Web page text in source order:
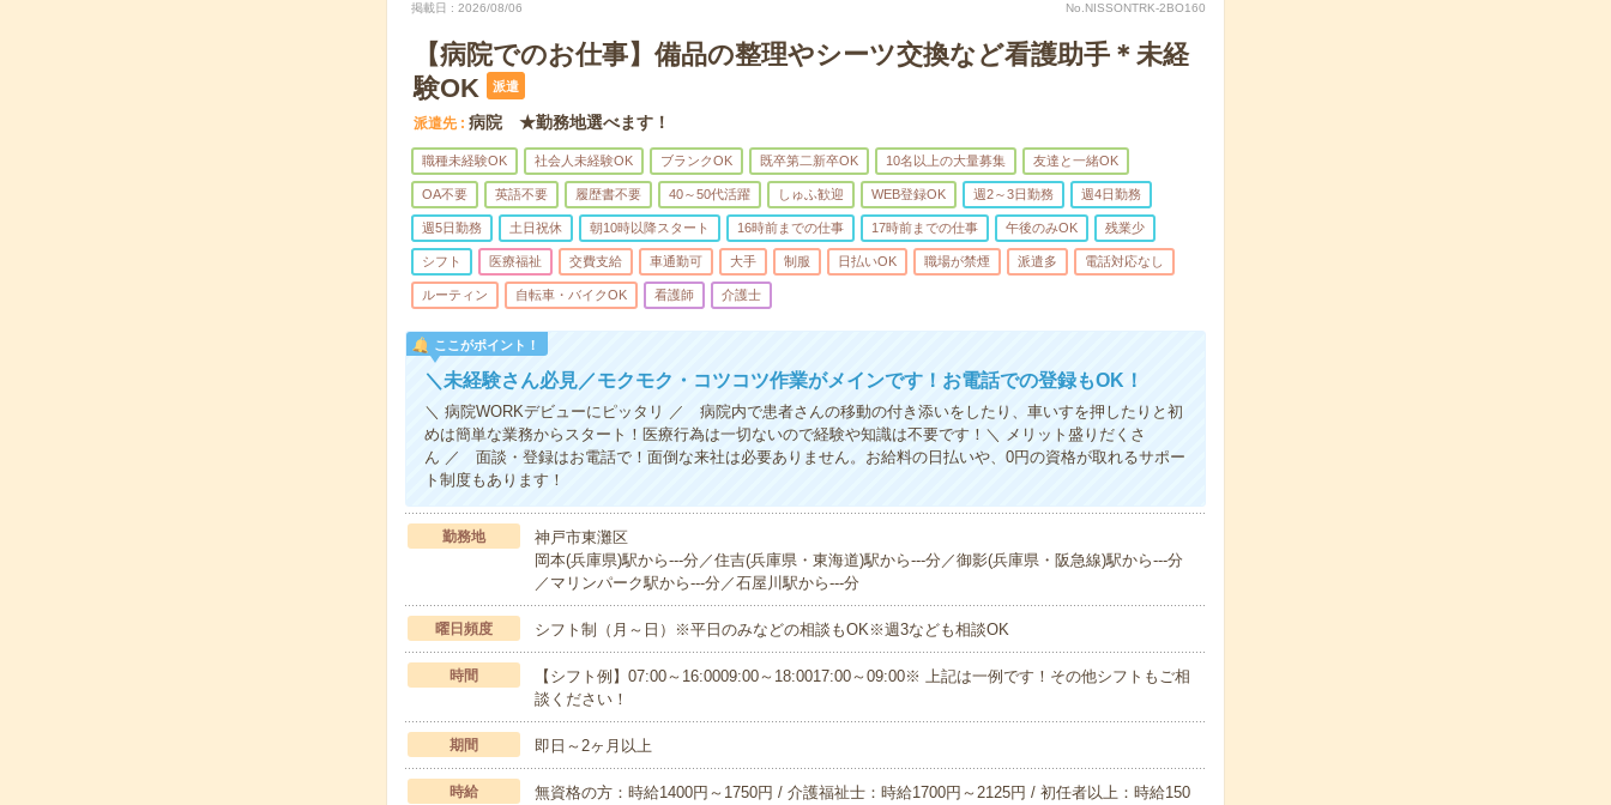
掲載日 2026/08/06 No.NISSONTRK-2BO160
【病院でのお仕事】備品の整理やシーツ交換など看護助手＊未経
験OK
派遣
派遣先 病院 ★勤務地選べます！
職種未経験OK 社会人未経験OK ブランクOK 既卒第二新卒OK 10名以上の大量募集 友達と一緒OK
OA不要 英語不要 履歴書不要 40～50代活躍 しゅふ歓迎 WEB登録OK 週2～3日勤務 週4日勤務
週5日勤務 土日祝休 朝10時以降スタート 16時前までの仕事 17時前までの仕事 午後のみOK 残業少
シフト 医療福祉 交費支給 車通勤可 大手 制服 日払いOK 職場が禁煙 派遣多 電話対応なし
ルーティン 自転車・バイクOK 看護師 介護士
ここがポイント！
＼未経験さん必見／モクモク・コツコツ作業がメインです！お電話での登録もOK！
＼ 病院WORKデビューにピッタリ ／ 病院内で患者さんの移動の付き添いをしたり、車いすを押したりと初
めは簡単な業務からスタート！医療行為は一切ないので経験や知識は不要です！＼ メリット盛りだくさ
ん ／ 面談・登録はお電話で！面倒な来社は必要ありません。お給料の日払いや、0円の資格が取れるサポー
ト制度もあります！
勤務地
神戸市東灘区
岡本(兵庫県)駅から---分／住吉(兵庫県・東海道)駅から---分／御影(兵庫県・阪急線)駅から---分
／マリンパーク駅から---分／石屋川駅から---分
曜日頻度 シフト制（月～日）※平日のみなどの相談もOK※週3なども相談OK
時間
【シフト例】07:00～16:0009:00～18:0017:00～09:00※ 上記は一例です！その他シフトもご相
談ください！
期間 即日～2ヶ月以上
時給
無資格の方：時給1400円～1750円 / 介護福祉士：時給1700円～2125円 / 初任者以上：時給150